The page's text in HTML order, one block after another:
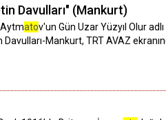
Davulları" (Mankurt)
atov'un Gün Uzar Yüzyıl Olur
Mankurt, TRT AVAZ